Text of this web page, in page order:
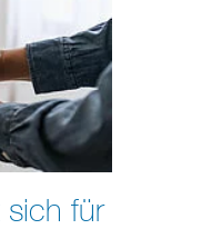
sich für